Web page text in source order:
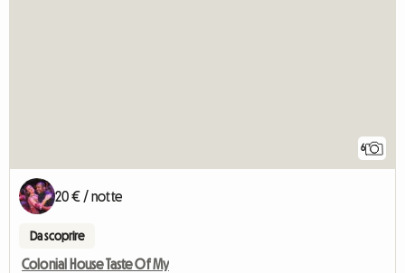
6
20 € / notte
Da scoprire
Colonial House Taste Of My